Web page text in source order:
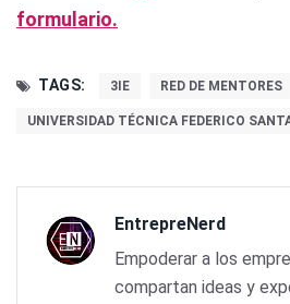
formulario.
TAGS: 3IE RED DE MENTORES
UNIVERSIDAD TÉCNICA FEDERICO
EntrepreNerd
Empoderar a los
compartan ideas y